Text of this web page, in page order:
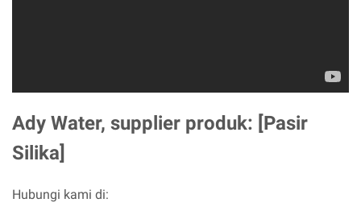
Ady Water, supplier produk: [Pasir
Silika]
Hubungi kami di: